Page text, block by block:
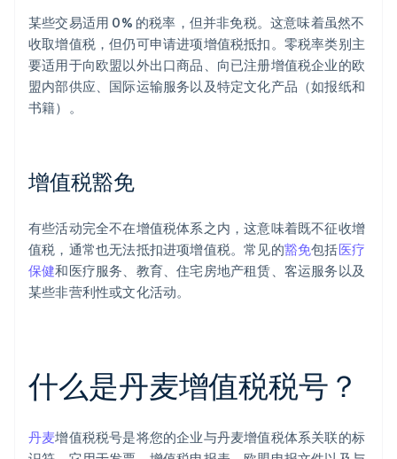
某些交易适用 0% 的税率，但并非免税。这意味着虽然不
收取增值税，但仍可申请进项增值税抵扣。零税率类别主
要适用于向欧盟以外出口商品、向已注册增值税企业的欧
盟内部供应、国际运输服务以及特定文化产品（如报纸和
书籍）。
增值税豁免
有些活动完全不在增值税体系之内，这意味着既不征收增
值税，通常也无法抵扣进项增值税。常见的豁免包括医疗
保健和医疗服务、教育、住宅房地产租赁、客运服务以及
某些非营利性或文化活动。
什么是丹麦增值税税号？
丹麦增值税税号是将您的企业与丹麦增值税体系关联的标